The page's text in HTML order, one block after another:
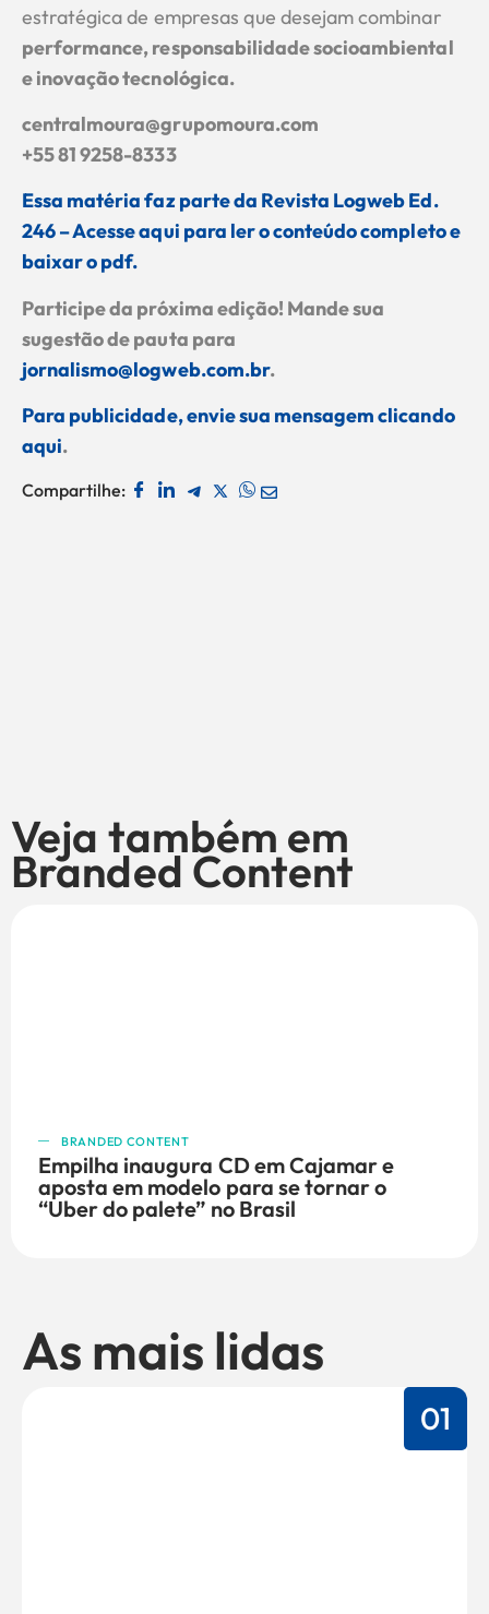
estratégica de empresas que desejam combinar
performance, responsabilidade socioambiental
e inovação tecnológica.
centralmoura@grupomoura.com
+55 81 9258-8333
Essa matéria faz parte da Revista Logweb Ed.
246 – Acesse aqui para ler o conteúdo completo e
baixar o pdf.
Participe da próxima edição! Mande sua
sugestão de pauta para
jornalismo@logweb.com.br.
Para publicidade, envie sua mensagem clicando
aqui.
Compartilhe:
Veja também em
Branded Content
BRANDED CONTENT
Empilha inaugura CD em Cajamar e
aposta em modelo para se tornar o
“Uber do palete” no Brasil
As mais lidas
01